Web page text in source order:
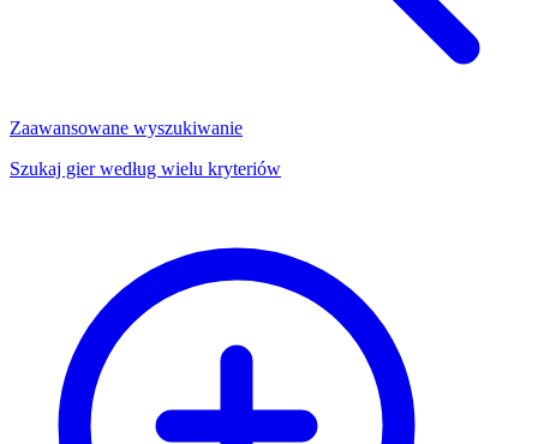
Zaawansowane wyszukiwanie
Szukaj gier według wielu kryteriów